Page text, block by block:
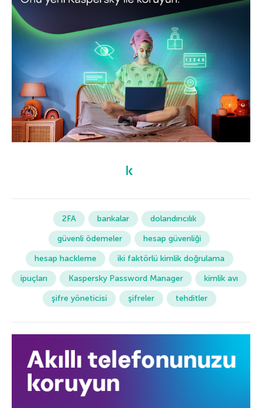
2FA bankalar
dolandırıcılık
güvenli ödemeler
hesap güvenliği
hesap hackleme
iki faktörlü kimlik doğrulama
ipuçları
Kaspersky Password Manager
kimlik avı
şifre yöneticisi
şifreler tehditler